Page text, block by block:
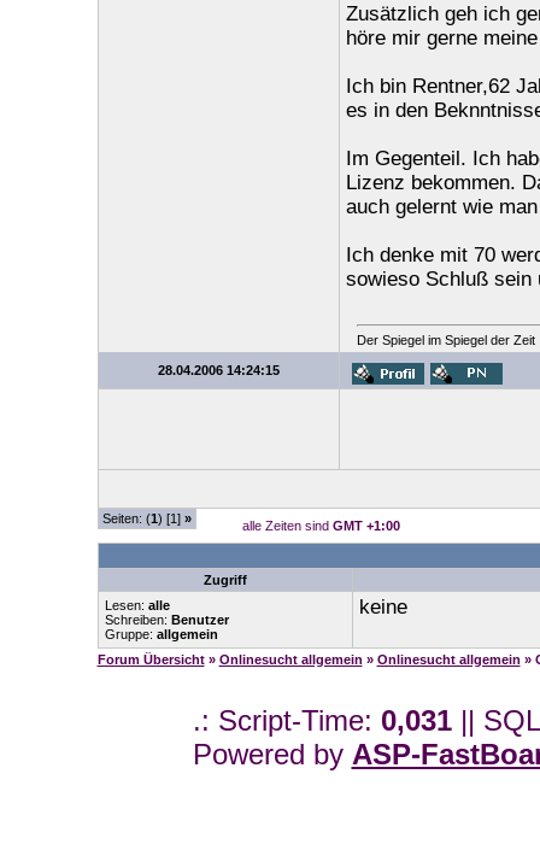
Zusätzlich geh ich
höre mir gerne
Ich bin Rentner,62
es in den
Im Gegenteil. Ich
Lizenz bekommen.
auch gelernt wie
Ich denke mit 70
sowieso Schluß sein
Der Spiegel im Spiegel der Zeit
28.04.2006 14:24:15
Seiten: (1) [1] » alle Zeiten sind GMT +1:00
Zugriff
Lesen: alle
Schreiben: Benutzer
Gruppe: allgemein
keine
Forum Übersicht » Onlinesucht allgemein » Onlinesucht allgemein »
.: Script-Time: 0,031||
Powered by ASP-